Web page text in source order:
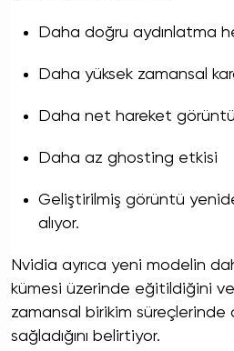
Daha doğru aydınlatma
Daha yüksek zamansal
Daha net hareket
Daha az ghosting etkisi
Geliştirilmiş görüntü
alıyor.
Nvidia ayrıca yeni modelin
kümesi üzerinde eğitildiğini
zamansal birikim süreçlerinde
sağladığını belirtiyor.